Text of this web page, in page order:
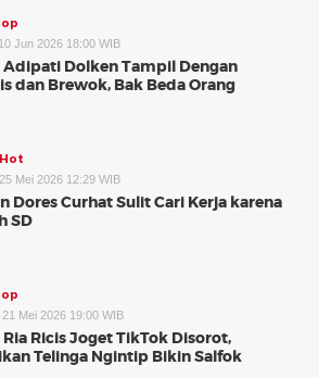
Jun 2026 18:00 WIB
Adipati Dolken Tampil Dengan
dan Brewok, Bak Beda Orang
Mei 2026 12:29 WIB
Dores Curhat Sulit Cari Kerja karena
SD
21 Mei 2026 19:00 WIB
Ria Ricis Joget TikTok Disorot,
Telinga Ngintip Bikin Salfok